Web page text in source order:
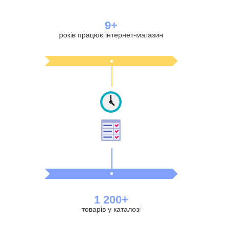
9+
років працює інтернет-магазин
1 200+
товарів у каталозі